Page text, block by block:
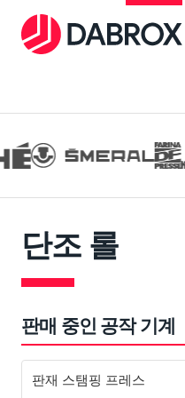
단조 롤
판매 중인 공작 기계
판재 스탬핑 프레스